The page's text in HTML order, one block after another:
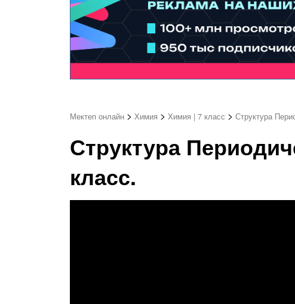
Мектеп онлайн > Химия > Химия | 7 класс > Структура
Структура
класс.